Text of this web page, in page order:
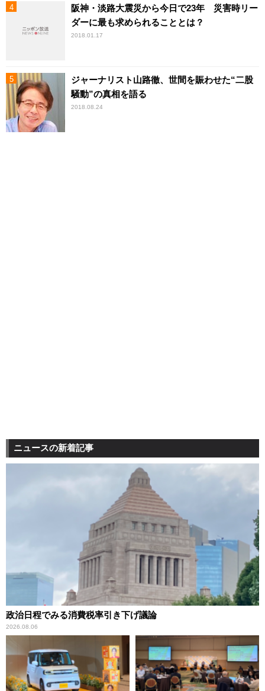
阪神・淡路大震災から今日で23年 災害時リー
ダーに最も求められることとは？
2018.01.17
ジャーナリスト山路徹、世間を賑わせた“二股
騒動”の真相を語る
2018.08.24
ニュースの新着記事
政治日程でみる消費税率引き下げ議論
2026.08.06